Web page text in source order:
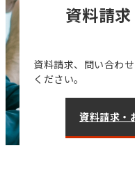
資料請
資料請求、問い合わ
ください。
資料請求・